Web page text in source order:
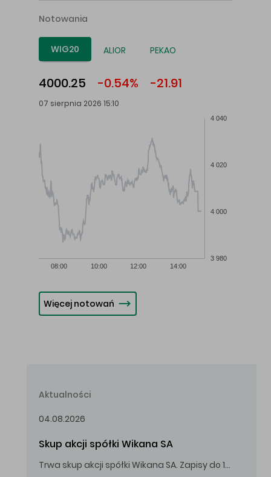
Notowania
WIG20 ALIOR PEKAO
4000.25 -0.54% -21.91
07 sierpnia 2026 15:10
08:00 10:00 12:00 14:00
3 980
4 000
4 020
4 040
Więcej notowań
Aktualności
04.08.2026
Skup akcji spółki Wikana SA
Trwa skup akcji spółki Wikana SA. Zapisy do 14.08.2026 r. do godz. 16.00.